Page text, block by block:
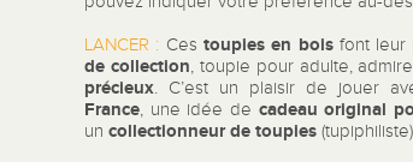
LANCER : Cestoupies en bois font leur
de collection, toupie pour adulte,
précieux. C’est un plaisir de jouer
France, une idée de cadeau original
uncollectionneur de toupies